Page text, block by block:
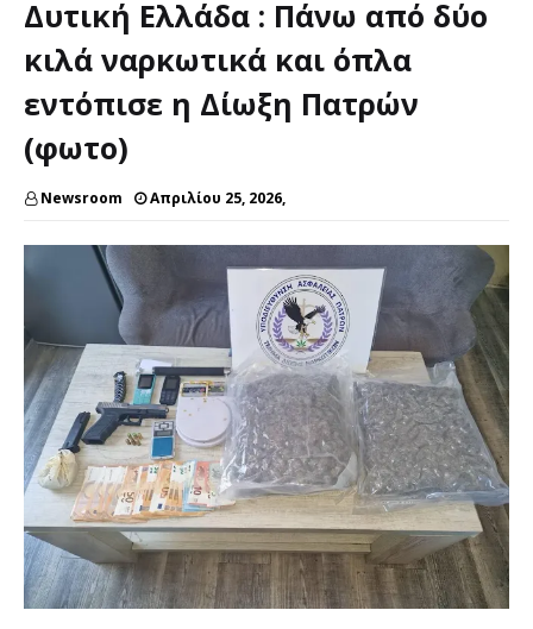
Δυτική Ελλάδα : Πάνω από δύο
κιλά ναρκωτικά και όπλα
εντόπισε η Δίωξη Πατρών
(φωτο)
Newsroom Απριλίου 25, 2026,